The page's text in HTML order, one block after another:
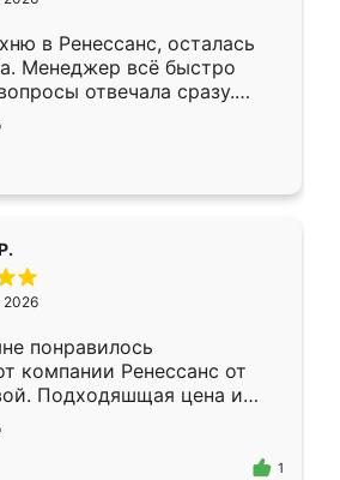
в Ренессанс, осталась
Менеджер всё быстро
отвечала сразу.
в субботу, подошёл к
Собрали
работали аккуратно, даже
2026
понравилось
компании Ренессанс от
Подходяшщая цена и
изготовления. Приехавший
Владислав
эскизу самый
1